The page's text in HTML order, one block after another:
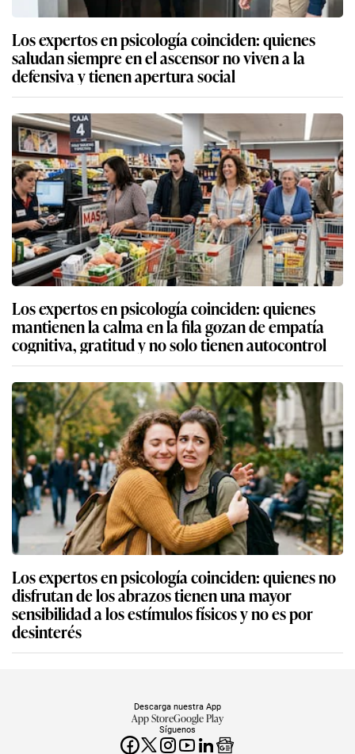
Los expertos en psicología coinciden: quienes
saludan siempre en el ascensor no viven a la
defensiva y tienen apertura social
Los expertos en psicología coinciden: quienes
mantienen la calma en la fila gozan de empatía
cognitiva, gratitud y no solo tienen autocontrol
Los expertos en psicología coinciden: quienes no
disfrutan de los abrazos tienen una mayor
sensibilidad a los estímulos físicos y no es por
desinterés
Síguenos
Descarga nuestra App
App StoreGoogle Play